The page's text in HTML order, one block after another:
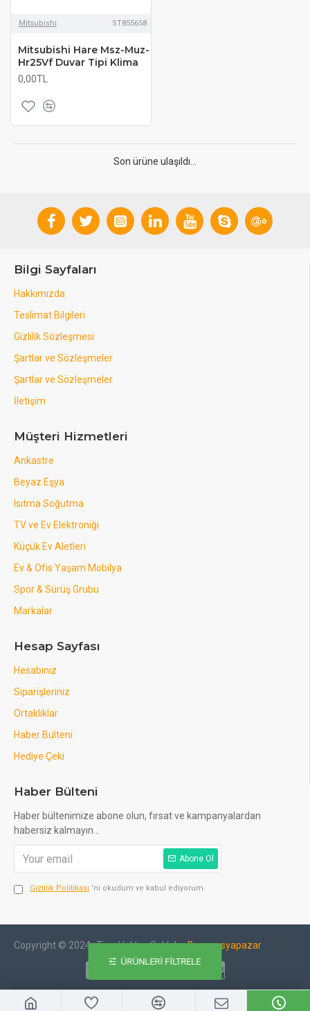
Mitsubishi ST855658
Mitsubishi Hare Msz-Muz-
Hr25Vf Duvar Tipi Klima
0,00TL
Son ürüne ulaşıldı...
Bilgi Sayfaları
Hakkımızda
Teslimat Bilgileri
Gizlilik Sözleşmesi
Şartlar ve Sözleşmeler
Şartlar ve Sözleşmeler
İletişim
Müşteri Hizmetleri
Ankastre
Beyaz Eşya
Isıtma Soğutma
TV ve Ev Elektroniği
Küçük Ev Aletleri
Ev & Ofis Yaşam Mobilya
Spor & Sürüş Grubu
Markalar
Hesap Sayfası
Hesabınız
Siparişleriniz
Ortaklıklar
Haber Bülteni
Hediye Çeki
Haber Bülteni
Haber bültenimize abone olun, fırsat ve kampanyalardan
habersiz kalmayın...
Abone Ol
Gizlilik Politikası 'ni okudum ve kabul ediyorum.
Copyright © 2024- Tüm Hakları Saklıdır -Beyazesyapazar
ÜRÜNLERI FILTRELE